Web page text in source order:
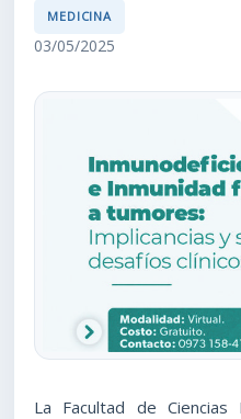
MEDICINA
03/05/2025
La Facultad de Ciencias